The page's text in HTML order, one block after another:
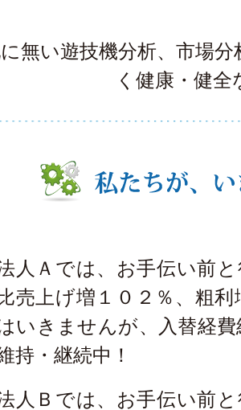
無い遊技機分析、市場
く健康・健
人Ａでは、お手伝い前
比売上げ増１０２％、粗
いきませんが、入替経
持・継続中！
人Ｂでは、お手伝い前